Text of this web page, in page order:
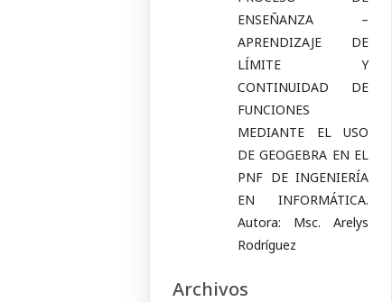
ENSEÑANZA –
APRENDIZAJE DE
LÍMITE Y
CONTINUIDAD DE
FUNCIONES
MEDIANTE EL USO
DE GEOGEBRA EN EL
PNF DE INGENIERÍA
EN INFORMÁTICA.
Autora: Msc. Arelys
Rodríguez
Archivos